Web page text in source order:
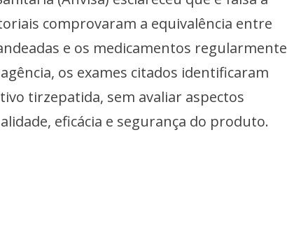
comprovaram a equivalência entre
e os medicamentos regularmente
os exames citados identificaram
tirzepatida, sem avaliar aspectos
eficácia e segurança do produto.